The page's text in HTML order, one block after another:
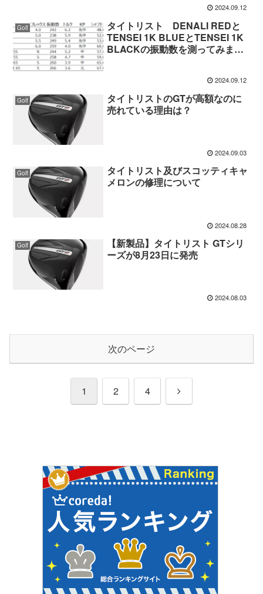
2024.09.12
Golf
タイトリスト DENALI REDと
TENSEI 1K BLUEとTENSEI 1K
BLACKの振動数を測ってみまし
2024.09.12
Golf
タイトリストのGTが高額なのに
売れている理由は？
2024.09.03
Golf
タイトリスト及びスコッティキャ
メロンの修理について
2024.08.28
Golf
【新製品】タイトリスト GTシリ
ーズが8月23日に発売
2024.08.03
次のページ
1 2 4
次